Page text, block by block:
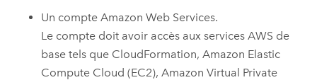
Un compteAmazon Web Services.
Le compte doit avoir accès aux servicesAWS de
base tels que CloudFormation,Amazon Elastic
Compute Cloud (EC2),Amazon Virtual Private